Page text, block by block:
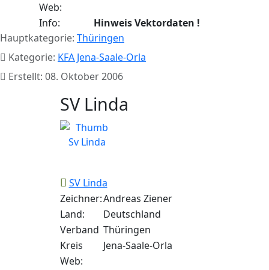
Web:
Info:
Hinweis Vektordaten !
Hauptkategorie: Thüringen
Kategorie: KFA Jena-Saale-Orla
Erstellt: 08. Oktober 2006
SV Linda
SV Linda
Zeichner:Andreas Ziener
Land:
Deutschland
Verband Thüringen
Kreis
Jena-Saale-Orla
Web: